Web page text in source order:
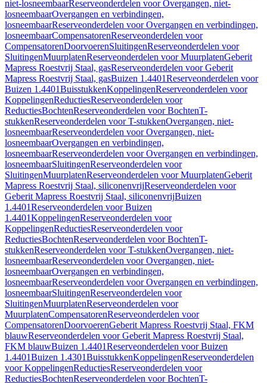
niet-losneembaarReserveonderdelen voor Overgangen, niet-
losneembaarOvergangen en verbindingen,
losneembaarReserveonderdelen voor Overgangen en verbindingen,
losneembaarCompensatorenReserveonderdelen voor
CompensatorenDoorvoerenSluitingenReserveonderdelen voor
SluitingenMuurplatenReserveonderdelen voor MuurplatenGeberit
Mapress Roestvrij Staal, gasReserveonderdelen voor Geberit
Mapress Roestvrij Staal, gasBuizen 1.4401Reserveonderdelen voor
Buizen 1.4401BuisstukkenKoppelingenReserveonderdelen voor
KoppelingenReductiesReserveonderdelen voor
ReductiesBochtenReserveonderdelen voor BochtenT-
stukkenReserveonderdelen voor T-stukkenOvergangen, niet-
losneembaarReserveonderdelen voor Overgangen, niet-
losneembaarOvergangen en verbindingen,
losneembaarReserveonderdelen voor Overgangen en verbindingen,
losneembaarSluitingenReserveonderdelen voor
SluitingenMuurplatenReserveonderdelen voor MuurplatenGeberit
Mapress Roestvrij Staal, siliconenvrijReserveonderdelen voor
Geberit Mapress Roestvrij Staal, siliconenvrijBuizen
1.4401Reserveonderdelen voor Buizen
1.4401KoppelingenReserveonderdelen voor
KoppelingenReductiesReserveonderdelen voor
ReductiesBochtenReserveonderdelen voor BochtenT-
stukkenReserveonderdelen voor T-stukkenOvergangen, niet-
losneembaarReserveonderdelen voor Overgangen, niet-
losneembaarOvergangen en verbindingen,
losneembaarReserveonderdelen voor Overgangen en verbindingen,
losneembaarSluitingenReserveonderdelen voor
SluitingenMuurplatenReserveonderdelen voor
MuurplatenCompensatorenReserveonderdelen voor
CompensatorenDoorvoerenGeberit Mapress Roestvrij Staal, FKM
blauwReserveonderdelen voor Geberit Mapress Roestvrij Staal,
FKM blauwBuizen 1.4401Reserveonderdelen voor Buizen
1.4401Buizen 1.4301BuisstukkenKoppelingenReserveonderdelen
voor KoppelingenReductiesReserveonderdelen voor
ReductiesBochtenReserveonderdelen voor BochtenT-